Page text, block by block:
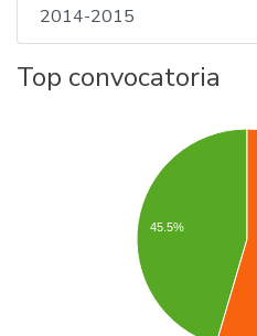
2014-2015
Top convocatoria
45.5%